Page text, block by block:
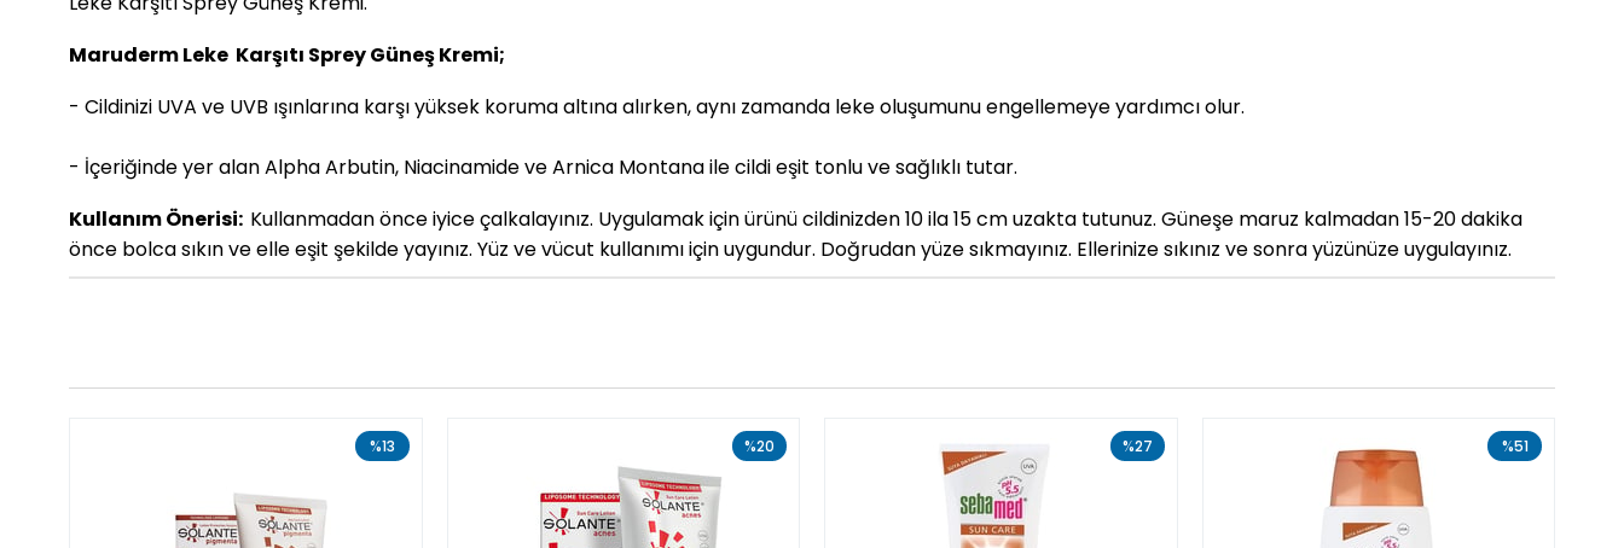
Maruderm Leke Karşıtı Sprey Güneş Kremi;
- Cildinizi UVA ve UVB ışınlarına karşı yüksek koruma altına alırken, aynı zamanda leke oluşumunu engellemeye yardımcı olur.
- İçeriğinde yer alan Alpha Arbutin, Niacinamide ve Arnica Montana ile cildi eşit tonlu ve sağlıklı tutar.
Kullanım Önerisi: Kullanmadan önce iyice çalkalayınız. Uygulamak için ürünü cildinizden 10 ila 15 cm uzakta tutunuz. Güneşe maruz kalmadan 15-20 dakika
önce bolca sıkın ve elle eşit şekilde yayınız. Yüz ve vücut kullanımı için uygundur. Doğrudan yüze sıkmayınız. Ellerinize sıkınız ve sonra yüzünüze uygulayınız.
%13 %20 %27 %51